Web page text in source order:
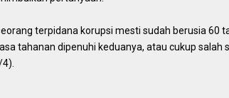
terpidana korupsi mesti sudah berusia 60
tahanan dipenuhi keduanya, atau cukup salah